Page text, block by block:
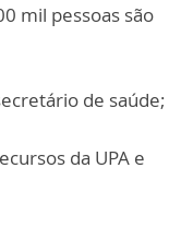
mil pessoas são
de saúde;
da UPA e